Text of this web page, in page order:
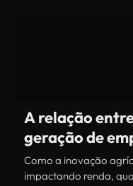
A relação
geração de
Como a inovação
impactando renda,